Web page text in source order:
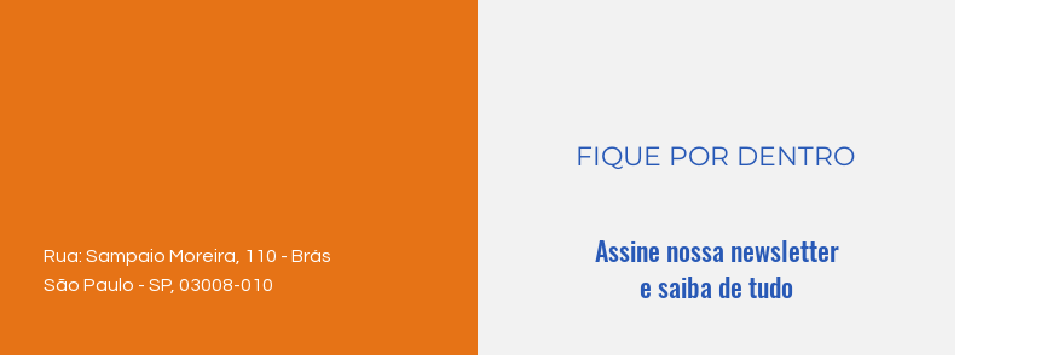
Rua: Sampaio Moreira, 110 - Brás
São Paulo - SP, 03008-010
FIQUE POR DENTRO
Assine nossa newsletter
e saiba de tudo